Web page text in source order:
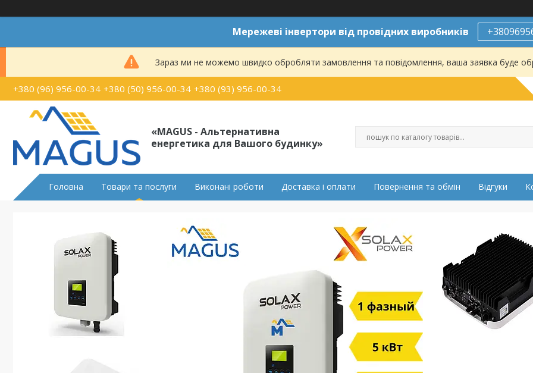
Мережеві інвертори від провідних виробників
Зараз ми не можемо швидко обробляти замовлення та повідомлення, ваша заявка буде
+380 (96) 956-00-34 +380 (50) 956-00-34 +380 (93) 956-00-34
«MAGUS - Альтернативна
енергетика для Вашого будинку»
Головна Товари та послуги Виконані роботи Доставка і оплати Повернення та обмін Відгуки